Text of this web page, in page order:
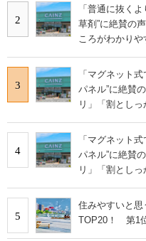
2
「普通に抜く
草剤”に絶賛の
ころがわかりや
3
「マグネット
パネル”に絶賛
リ」「割としっ
4
「マグネット
パネル”に絶賛
リ」「割としっ
5
住みやすいと
TOP20！ 第1